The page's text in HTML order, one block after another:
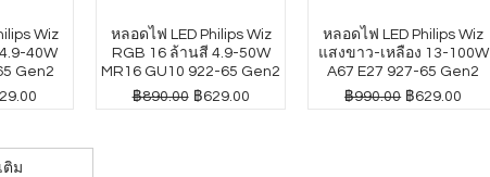
Wiz
40W
Gen2
าขายลด
หลอดไฟ LED Philips Wiz
RGB 16 ล้านสี 4.9-50W
MR16 GU10 922-65 Gen2
ราคาปกติ
฿890.00 ราคาขายลด
฿629.00
หลอดไฟ LED Philips Wiz
แสงขาว-เหลือง 13-100W
A67 E27 927-65 Gen2
ราคาปกติ
฿990.00 ราคาขายลด
฿629.00
ติม